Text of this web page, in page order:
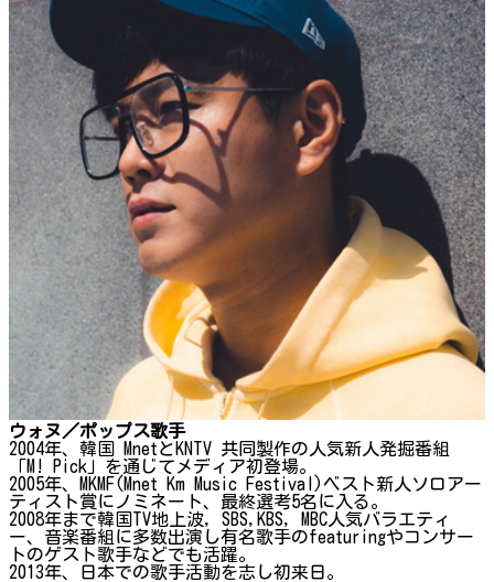
ウォヌ／ポップス歌手
2004年、韓国 MnetとKNTV 共同製作の人気新人発掘番組
「M! Pick」を通じてメディア初登場。
2005年、MKMF(Mnet Km Music Festival)ベスト新人ソロアー
ティスト賞にノミネート、最終選考5名に入る。
2008年まで韓国TV地上波, SBS,KBS, MBC人気バラエティ
ー、音楽番組に多数出演し有名歌手のfeaturingやコンサー
トのゲスト歌手などでも活躍。
2013年、日本での歌手活動を志し初来日。